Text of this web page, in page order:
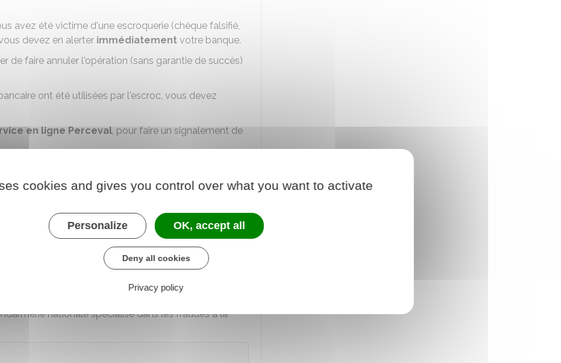
avez été victime d'une escroquerie (chèque falsifié,
devez en alerter immédiatement votre banque.
de faire annuler l'opération (sans garantie de succès)
ont été utilisées par l'escroc, vous devez
en ligne Perceval, pour faire un signalement de
bancaire (Perceval)
. Préparez vos identifiants et votre numéro de
au service en ligne
demandée par les banques pour prouver que
nationale spécialisé dans les fraudes à la
cookies and gives you control over what you want to activate
Personalize OK, accept all
Deny all cookies
Privacy policy